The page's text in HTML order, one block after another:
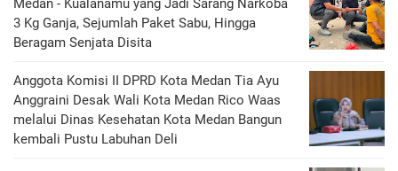
Medan - Kualanamu yang Jadi Sarang Narkoba
3 Kg Ganja, Sejumlah Paket Sabu, Hingga
Beragam Senjata Disita
Anggota Komisi II DPRD Kota Medan Tia Ayu
Anggraini Desak Wali Kota Medan Rico Waas
melalui Dinas Kesehatan Kota Medan Bangun
kembali Pustu Labuhan Deli